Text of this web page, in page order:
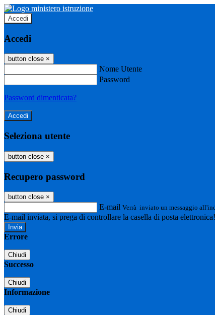
Accedi
Accedi
button close ×
Nome Utente
Password
Password dimenticata?
Seleziona utente
button close ×
Recupero password
button close ×
E-mail Verrà inviato un messaggio
E-mail inviata, si prega di controllare la casella di posta elettronica!
Errore
Chiudi
Successo
Chiudi
Informazione
Chiudi